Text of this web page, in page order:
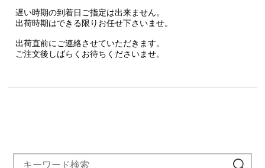
遅い時期の到着日ご指定は出来ません。
出荷時期はできる限りお任せ下さいませ。
出荷直前にご連絡させていただきます。
ご注文後しばらくお待ちくださいませ。